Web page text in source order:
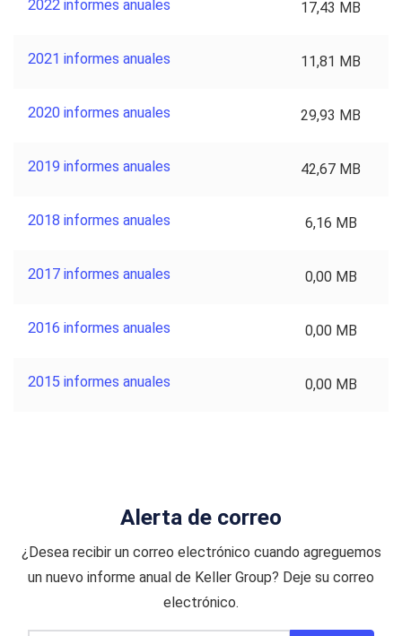
2022 informes anuales 17,43 MB
2021 informes anuales 11,81 MB
2020 informes anuales 29,93 MB
2019 informes anuales 42,67 MB
2018 informes anuales 6,16 MB
2017 informes anuales 0,00 MB
2016 informes anuales 0,00 MB
2015 informes anuales 0,00 MB
Alerta de correo
¿Desea recibir un correo electrónico cuando agreguemos
un nuevo informe anual de Keller Group? Deje su correo
electrónico.